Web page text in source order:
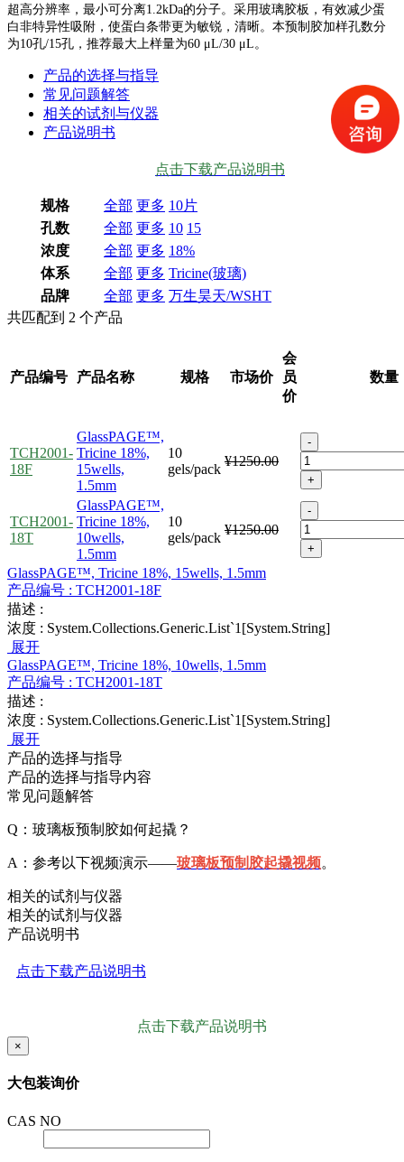
超高分辨率，最小可分离1.2kDa的分子。采用玻璃胶板，有效减少蛋
白非特异性吸附，使蛋白条带更为敏锐，清晰。本预制胶加样孔数分
为10孔/15孔，推荐最大上样量为60 μL/30 μL。
产品的选择与指导
常见问题解答
相关的试剂与仪器
产品说明书
点击下载产品说明书
规格 全部 更多 10片
孔数
全部 更多 10 15
浓度
全部 更多 18%
体系
全部 更多 Tricine(玻璃)
品牌
全部 更多 万生昊天/WSHT
共匹配到 2 个产品
产品编号 产品名称 规格 市场价
会
员
价
数量
TCH2001-
18F
GlassPAGE™,
Tricine 18%,
15wells,
1.5mm
10
gels/pack
¥1250.00
-
+
TCH2001-
18T
GlassPAGE™,
Tricine 18%,
10wells,
1.5mm
10
gels/pack
¥1250.00
-
+
GlassPAGE™, Tricine 18%, 15wells, 1.5mm
产品编号 : TCH2001-18F
描述 :
浓度 : System.Collections.Generic.List`1[System.String]
展开
GlassPAGE™, Tricine 18%, 10wells, 1.5mm
产品编号 : TCH2001-18T
描述 :
浓度 : System.Collections.Generic.List`1[System.String]
展开
产品的选择与指导
产品的选择与指导内容
常见问题解答
Q：玻璃板预制胶如何起撬？
A：参考以下视频演示——玻璃板预制胶起撬视频。
相关的试剂与仪器
相关的试剂与仪器
产品说明书
点击下载产品说明书
点击下载产品说明书
×
大包装询价
CAS NO